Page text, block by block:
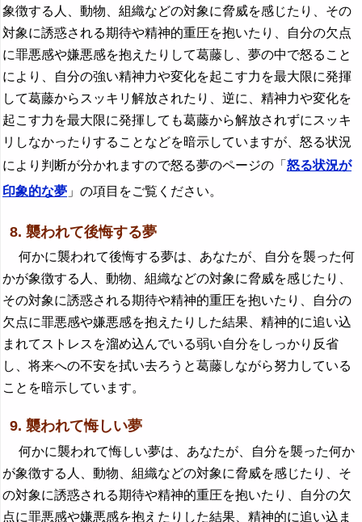
象徴する人、動物、組織などの対象に脅威を感じたり、その
対象に誘惑される期待や精神的重圧を抱いたり、自分の欠点
に罪悪感や嫌悪感を抱えたりして葛藤し、夢の中で怒ること
により、自分の強い精神力や変化を起こす力を最大限に発揮
して葛藤からスッキリ解放されたり、逆に、精神力や変化を
起こす力を最大限に発揮しても葛藤から解放されずにスッキ
リしなかったりすることなどを暗示していますが、怒る状況
により判断が分かれますので怒る夢のページの「 怒る状況が
印象的な夢 」の項目をご覧ください。
8. 襲われて後悔する夢
何かに襲われて後悔する夢は、あなたが、自分を襲った何
かが象徴する人、動物、組織などの対象に脅威を感じたり、
その対象に誘惑される期待や精神的重圧を抱いたり、自分の
欠点に罪悪感や嫌悪感を抱えたりした結果、精神的に追い込
まれてストレスを溜め込んでいる弱い自分をしっかり反省
し、将来への不安を拭い去ろうと葛藤しながら努力している
ことを暗示しています。
9. 襲われて悔しい夢
何かに襲われて悔しい夢は、あなたが、自分を襲った何か
が象徴する人、動物、組織などの対象に脅威を感じたり、そ
の対象に誘惑される期待や精神的重圧を抱いたり、自分の欠
点に罪悪感や嫌悪感を抱えたりした結果、精神的に追い込ま